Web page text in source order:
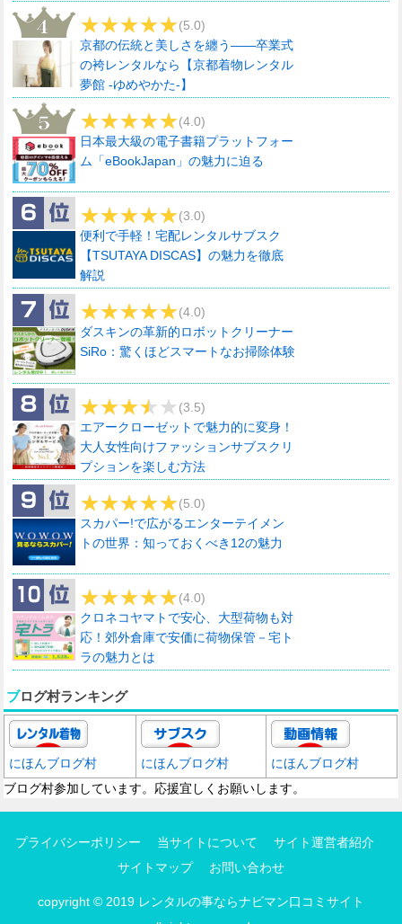
(5.0)
京都の伝統と美しさを纏う――卒業式
の袴レンタルなら【京都着物レンタル
夢館 -ゆめやかた-】
(4.0)
日本最大級の電子書籍プラットフォー
ム「eBookJapan」の魅力に迫る
(3.0)
便利で手軽！宅配レンタルサブスク
【TSUTAYA DISCAS】の魅力を徹底
解説
(4.0)
ダスキンの革新的ロボットクリーナー
SiRo：驚くほどスマートなお掃除体験
(3.5)
エアークローゼットで魅力的に変身！
大人女性向けファッションサブスクリ
プションを楽しむ方法
(5.0)
スカパー!で広がるエンターテイメン
トの世界：知っておくべき12の魅力
(4.0)
クロネコヤマトで安心、大型荷物も対
応！郊外倉庫で安価に荷物保管－宅ト
ラの魅力とは
ブログ村ランキング
にほんブログ村 にほんブログ村
にほんブログ村
ブログ村参加しています。応援宜しくお願いします。
プライバシーポリシー 当サイトについて
サイト運営者紹介
サイトマップ
お問い合わせ
copyright © 2019 レンタルの事ならナビマン口コミサイト